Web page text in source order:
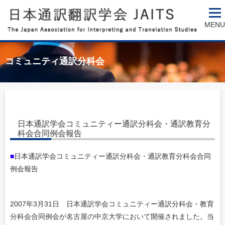
MENU
コミュニティ通訳分科会
日本通訳学会コミュニティー通訳分科会・通訳教育分
科会合同例会報告
■日本通訳学会コミュニティー通訳分科会・通訳教育分科会合同
例会報告
2007年3月31日 日本通訳学会コミュニティー通訳分科会・教育
分科会合同例会が名古屋の中京大学において開催されました。当